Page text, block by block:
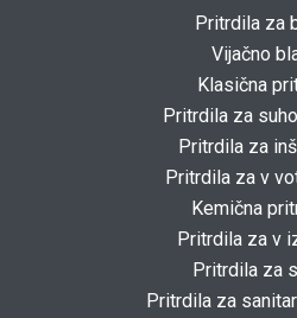
Pritrdila za
Vijačno
Klasična
Pritrdila za
Pritrdila za
Pritrdila za v
Kemična
Pritrdila za v
Pritrdila za
Pritrdila za